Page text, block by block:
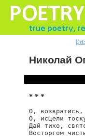
Николай
* * *
О, возвратись,
О, исцели
Дай тихо,
Восторгом